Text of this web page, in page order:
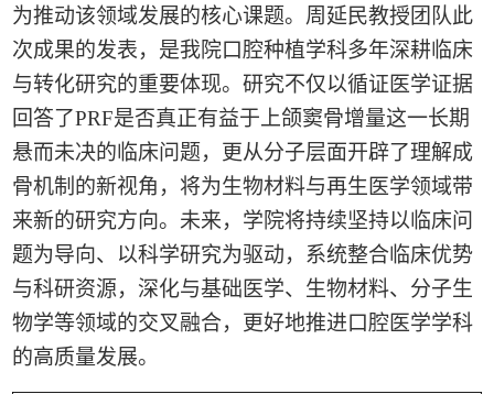
为推动该领域发展的核心课题。周延民教授团队此
次成果的发表，是我院口腔种植学科多年深耕临床
与转化研究的重要体现。研究不仅以循证医学证据
回答了PRF是否真正有益于上颌窦骨增量这一长期
悬而未决的临床问题，更从分子层面开辟了理解成
骨机制的新视角，将为生物材料与再生医学领域带
来新的研究方向。未来，学院将持续坚持以临床问
题为导向、以科学研究为驱动，系统整合临床优势
与科研资源，深化与基础医学、生物材料、分子生
物学等领域的交叉融合，更好地推进口腔医学学科
的高质量发展。